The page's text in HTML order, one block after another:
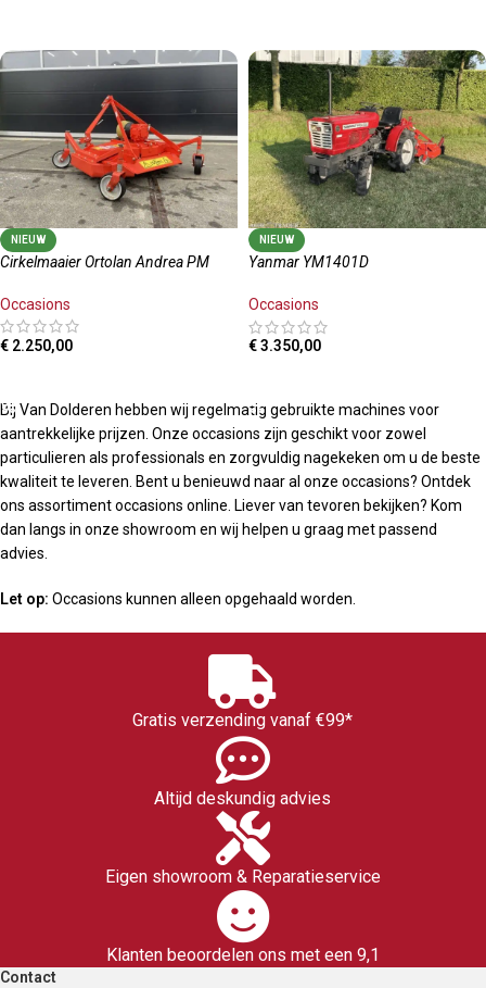
NIEUW
Cirkelmaaier Ortolan Andrea PM
Occasions
€ 2.250,00
NIEUW
Yanmar YM1401D
Occasions
€3.350,00
Bij Van Dolderen hebben wij regelmatig gebruikte machines voor
aantrekkelijke prijzen. Onze occasions zijn geschikt voor zowel
particulieren als professionals en zorgvuldig nagekeken om u de beste
kwaliteit te leveren. Bent u benieuwd naar al onze occasions? Ontdek
ons assortiment occasions online. Liever van tevoren bekijken? Kom
dan langs in onze showroom en wij helpen u graag met passend
advies.
Let op: Occasions kunnen alleen opgehaald worden.
Gratis verzending vanaf €99*
Altijd deskundig advies
Eigen showroom & Reparatieservice
Klanten beoordelen ons met een 9,1
Contact